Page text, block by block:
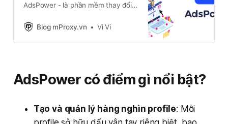
AdsPower - là phần mềm thay đổi
làm việc cùng lúc với nhiều tài
nhau. Kết hợp proxy từ mProxy.vn
Blog mProxy.vn Vi Vi
AdsPower có điểm gì nổi bật?
Tạo và quản lý hàng nghìn profile: Mỗi